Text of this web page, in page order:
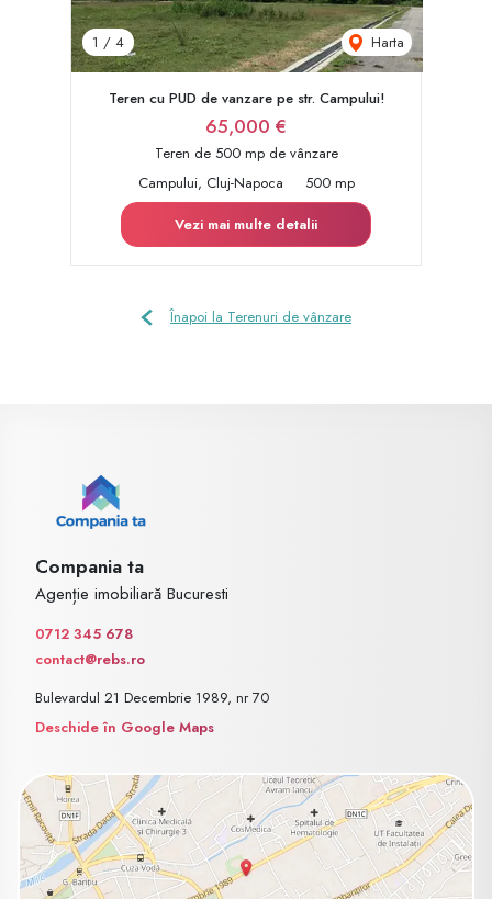
1 / 4 Harta
Teren cu PUD de vanzare pe str. Campului!
65,000 €
Teren de 500 mp de vânzare
Campului, Cluj-Napoca
500 mp
Vezi mai multe detalii
Înapoi la Terenuri de vânzare
Compania ta
Agenție imobiliară Bucuresti
0712 345 678
contact@rebs.ro
Bulevardul 21 Decembrie 1989, nr 70
Deschide în Google Maps